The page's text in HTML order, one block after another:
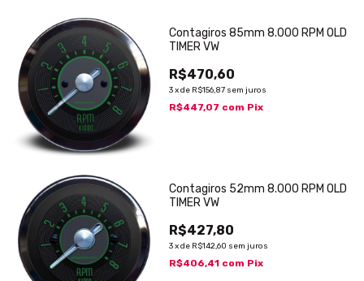
Contagiros 85mm 8.000 RPM OLD
TIMER VW
R$470,60
3xde R$156,87 sem juros
R$447,07 com Pix
Contagiros 52mm 8.000 RPM OLD
TIMER VW
R$427,80
3xde R$142,60 sem juros
R$406,41 com Pix